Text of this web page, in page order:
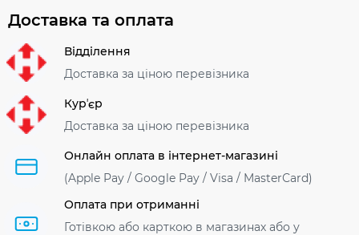
Доставка та оплата
Відділення
Доставка за ціною перевізника
Курʼєр
Доставка за ціною перевізника
Онлайн оплата в інтернет-магазині
(Apple Pay / Google Pay / Visa / MasterСard)
Оплата при отриманні
Готівкою або карткою в магазинах або у